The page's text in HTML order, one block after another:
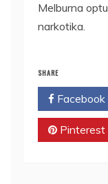
Melburna
narkotika.
SHARE
Facebook
Pinterest